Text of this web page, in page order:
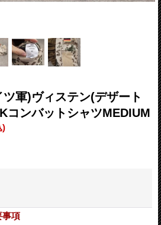
ツ軍)ヴィステン(デザート
コンバットシャツMEDIUM
)
事項